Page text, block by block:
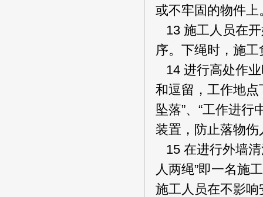
或不牢固的物件上
13 施工人员在
序。下绳时，施
14 进行高处作
和逗留，工作地点
坠落”、“工作进
装置，防止落物伤
15 在进行外墙
人两绳”即一名施
施工人员在不影响